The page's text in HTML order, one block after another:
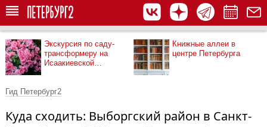
Экскурсия по саду-
трансформеру на
Исаакиевской
Книжные аллеи в
центре Петербурга
Гид Петербург2
Куда сходить: Выборгский район в Санкт-